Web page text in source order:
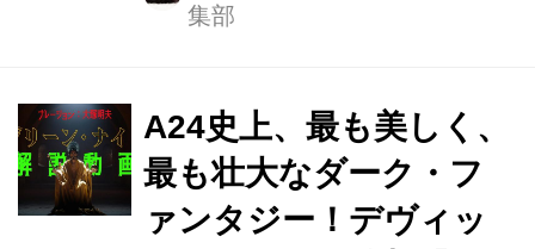
紀の作者不明の叙事詩「サー・ガウェ
に翻訳し、広く読まれてきた。この原
典を、ロウリー監督自身が深い愛と敬
意をもって大胆に脚色。過酷な自然界
へと挑む冒険と幻想的で奇妙な旅を通
集部
A24史上、最も美しく、
最も壮大なダーク・フ
ァンタジー！デヴィッ